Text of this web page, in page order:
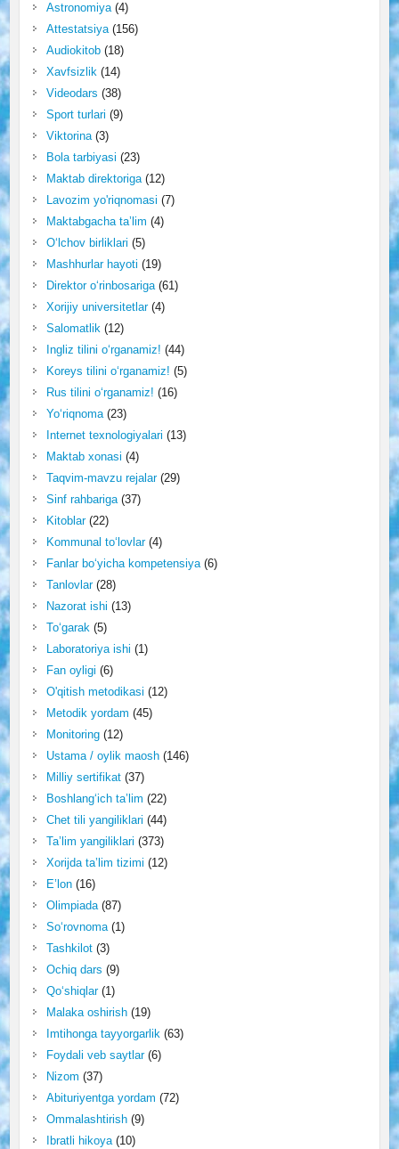
Astronomiya(4)
Attestatsiya(156)
Audiokitob(18)
Xavfsizlik(14)
Videodars (38)
Sport turlari (9)
Viktorina(3)
Bola tarbiyasi (23)
Maktab direktoriga(12)
Lavozim yo'riqnomasi (7)
Maktabgacha ta’lim (4)
O‘lchov birliklari (5)
Mashhurlar hayoti (19)
Direktor o‘rinbosariga(61)
Xorijiy universitetlar(4)
Salomatlik(12)
Ingliz tilini o‘rganamiz! (44)
Koreys tilini o‘rganamiz! (5)
Rus tilini o‘rganamiz! (16)
Yo‘riqnoma(23)
Internet texnologiyalari (13)
Maktab xonasi (4)
Taqvim-mavzu rejalar(29)
Sinf rahbariga(37)
Kitoblar(22)
Kommunal to‘lovlar(4)
Fanlar bo‘yicha kompetensiya(6)
Tanlovlar(28)
Nazorat ishi (13)
To‘garak(5)
Laboratoriya ishi (1)
Fan oyligi (6)
O'qitish metodikasi (12)
Metodik yordam (45)
Monitoring(12)
Ustama / oylik maosh(146)
Milliy sertifikat(37)
Boshlang‘ich ta’lim (22)
Chet tili yangiliklari (44)
Ta’lim yangiliklari (373)
Xorijda ta’lim tizimi (12)
E’lon(16)
Olimpiada(87)
So‘rovnoma(1)
Tashkilot(3)
Ochiq dars (9)
Qo‘shiqlar(1)
Malaka oshirish(19)
Imtihonga tayyorgarlik(63)
Foydali veb saytlar(6)
Nizom (37)
Abituriyentga yordam (72)
Ommalashtirish(9)
Ibratli hikoya(10)